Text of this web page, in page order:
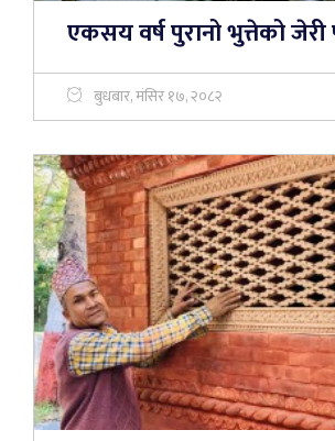
एकसय वर्ष पुरानो भुत्तेको
बुधबार, मंसिर १७, २०८२